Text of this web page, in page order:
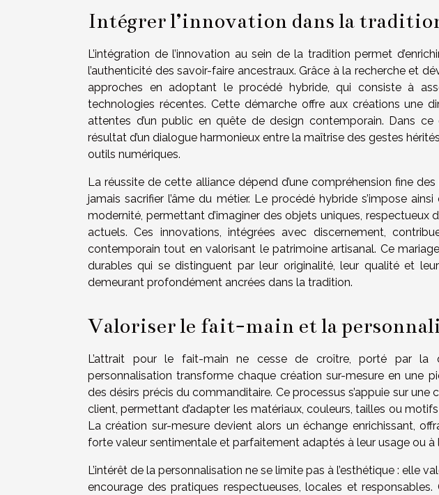
Intégrer l’innovation dans la
L’intégration de l’innovation au sein de la tradition permet
l’authenticité des savoir-faire ancestraux. Grâce à la recherche et
approches en adoptant le procédé hybride, qui consiste à
technologies récentes. Cette démarche offre aux créations une
attentes d’un public en quête de design contemporain. Dans
résultat d’un dialogue harmonieux entre la maîtrise des gestes
outils numériques.
La réussite de cette alliance dépend d’une compréhension fine
jamais sacrifier l’âme du métier. Le procédé hybride s’impose
modernité, permettant d’imaginer des objets uniques, respectueux
actuels. Ces innovations, intégrées avec discernement,
contemporain tout en valorisant le patrimoine artisanal. Ce
durables qui se distinguent par leur originalité, leur qualité et
demeurant profondément ancrées dans la tradition.
Valoriser le fait-main et la
L’attrait pour le fait-main ne cesse de croître, porté par la
personnalisation transforme chaque création sur-mesure en une
des désirs précis du commanditaire. Ce processus s’appuie sur
client, permettant d’adapter les matériaux, couleurs, tailles ou
La création sur-mesure devient alors un échange enrichissant,
forte valeur sentimentale et parfaitement adaptés à leur usage ou à
L’intérêt de la personnalisation ne se limite pas à l’esthétique : elle
encourage des pratiques respectueuses, locales et